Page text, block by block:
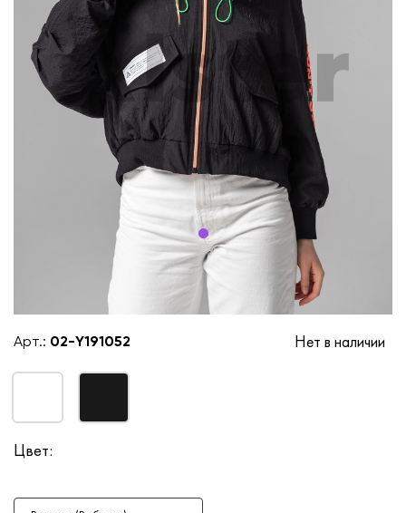
Арт.: 02-Y191052 Нет в наличии
Цвет: